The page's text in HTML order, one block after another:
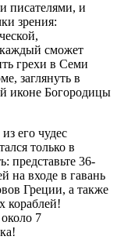
писателями, и
зрения:
каждый сможет
грехи в Семи
заглянуть в
иконе Богородицы
его чудес
только в
представьте 36-
на входе в гавань
Греции, а также
кораблей!
7